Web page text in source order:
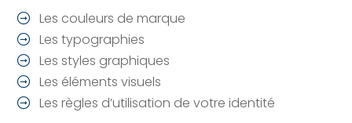
Les couleurs de marque
Les typographies
Les styles graphiques
Les éléments visuels
Les règles d’utilisation de votre identité